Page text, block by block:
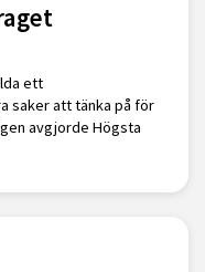
ett
saker att tänka på för
avgjorde Högsta